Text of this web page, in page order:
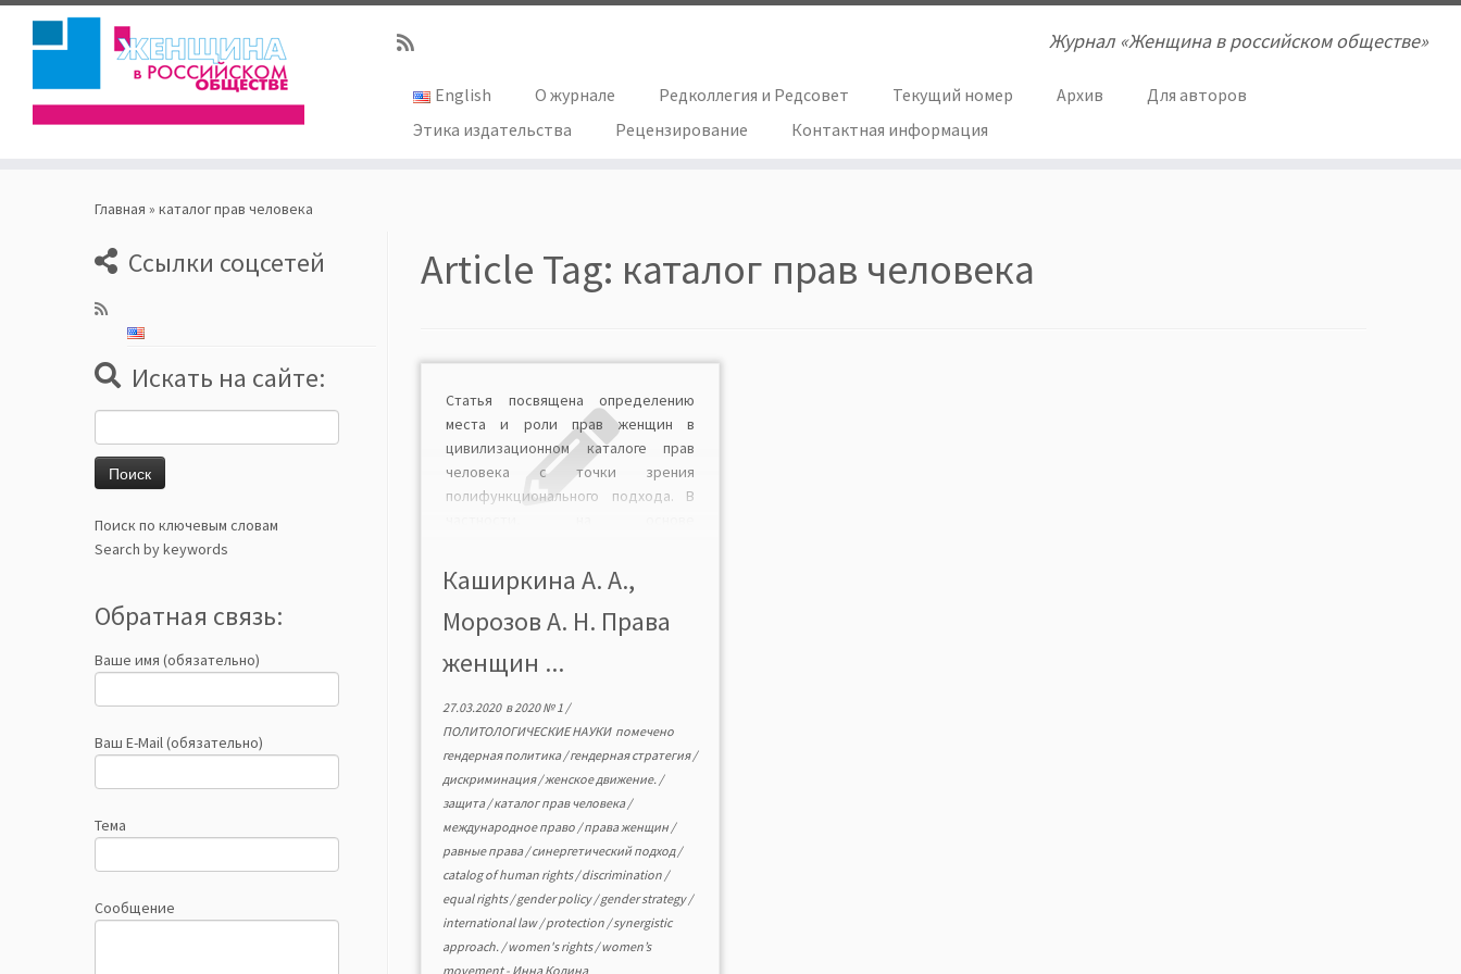
Журнал «Женщина в российском обществе»
English О журнале Редколлегия и Редсовет Текущий номер Архив
Для авторов
Этика издательства
Рецензирование Контактная информация
Главная » каталог прав человека
Ссылки соцсетей
Искать на сайте:
Поиск по ключевым словам
Search by keywords
Обратная связь:
Ваше имя (обязательно)
Ваш E-Mail (обязательно)
Тема
Сообщение
Article Tag: каталог прав человека
Статья посвящена определению
места и роли прав женщин в
цивилизационном каталоге прав
человека с точки зрения
полифункционального подхода. В
выделяются акты, заложившие
фундамент правовой защиты
женщин; с опорой на
международные правовые акты
проводится периодическая
формировании прав женщин —
определяются формации в […]
Каширкина А. А.,
Морозов А. Н. Права
женщин ...
27.03.2020в2020 № 1 /
ПОЛИТОЛОГИЧЕСКИЕ НАУКИ помечено
гендерная политика/гендерная стратегия/
дискриминация/женское движение. /
защита/каталог прав человека/
международное право /права женщин /
равные права/синергетический подход/
catalog of human rights/discrimination /
equal rights/gender policy/gender strategy/
international law/protection /synergistic
approach. /women's rights/women’s
movement- Инна Кодина